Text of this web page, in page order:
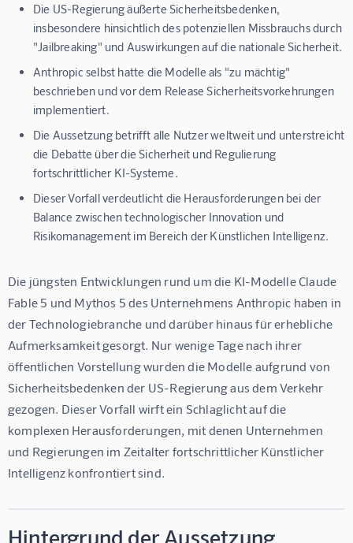
Die US-Regierung äußerte Sicherheitsbedenken,
insbesondere hinsichtlich des potenziellen Missbrauchs durch
"Jailbreaking" und Auswirkungen auf die nationale Sicherheit.
Anthropic selbst hatte die Modelle als "zu mächtig"
beschrieben und vor dem Release Sicherheitsvorkehrungen
implementiert.
Die Aussetzung betrifft alle Nutzer weltweit und unterstreicht
die Debatte über die Sicherheit und Regulierung
fortschrittlicher KI-Systeme.
Dieser Vorfall verdeutlicht die Herausforderungen bei der
Balance zwischen technologischer Innovation und
Risikomanagement im Bereich der Künstlichen Intelligenz.
Die jüngsten Entwicklungen rund um die KI-Modelle Claude
Fable 5 und Mythos 5 des Unternehmens Anthropic haben in
der Technologiebranche und darüber hinaus für erhebliche
Aufmerksamkeit gesorgt. Nur wenige Tage nach ihrer
öffentlichen Vorstellung wurden die Modelle aufgrund von
Sicherheitsbedenken der US-Regierung aus dem Verkehr
gezogen. Dieser Vorfall wirft ein Schlaglicht auf die
komplexen Herausforderungen, mit denen Unternehmen
und Regierungen im Zeitalter fortschrittlicher Künstlicher
Intelligenz konfrontiert sind.
Hintergrund der Aussetzung